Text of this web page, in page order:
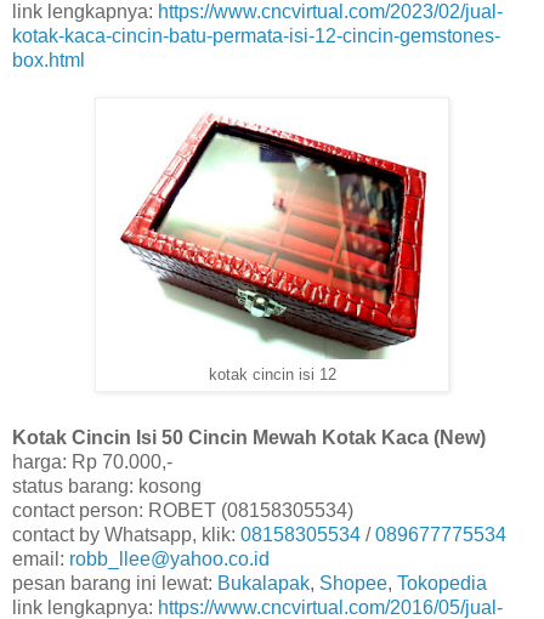
link lengkapnya: https://www.cncvirtual.com/2023/02/jual-
kotak-kaca-cincin-batu-permata-isi-12-cincin-gemstones-
box.html
kotak cincin isi 12
Kotak Cincin Isi 50 Cincin Mewah Kotak Kaca (New)
harga: Rp 70.000,-
status barang: kosong
contact person: ROBET (08158305534)
contact by Whatsapp, klik: 08158305534 /089677775534
email: robb_llee@yahoo.co.id
pesan barang ini lewat: Bukalapak, Shopee, Tokopedia
link lengkapnya: https://www.cncvirtual.com/2016/05/jual-